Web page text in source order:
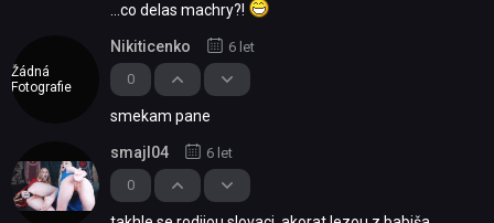
...co delas machry?!
Žádná
Fotografie
0
Nikiticenko 6 let
smekam pane
0
smajl04 6 let